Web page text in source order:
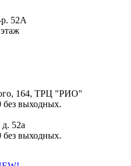
52А
164, ТРЦ "РИО"
без выходных.
52а
без выходных.